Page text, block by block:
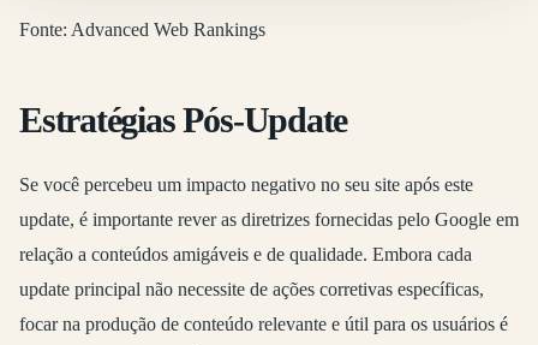
Fonte: Advanced Web Rankings
Estratégias Pós-Update
Se você percebeu um impacto negativo no seu site após este
update, é importante rever as diretrizes fornecidas pelo Google em
relação a conteúdos amigáveis e de qualidade. Embora cada
update principal não necessite de ações corretivas específicas,
focar na produção de conteúdo relevante e útil para os usuários é